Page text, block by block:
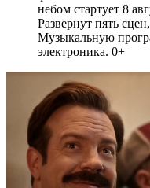
небом стартует 8
Развернут пять
Музыкальную
электроника. 0+